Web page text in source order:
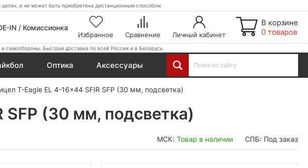
и не может быть приобретена дистанционным способом.
IN / Комиссионка
Избранное Сравнение Личный кабинет
В корзине
0 товаров
самообороны. Быстрая доставка по всей России и в Беларусь
Оптика Аксессуары
T-Eagle EL 4-16x44 SFIR SFP (30 мм, подсветка)
SFP (30 мм, подсветка)
МСК: Товар в наличии СПБ: Под заказ